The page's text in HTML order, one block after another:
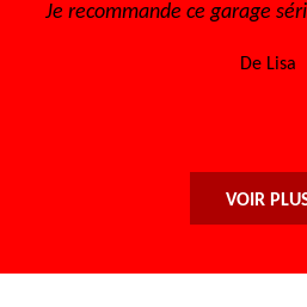
abordable
Très bon
VOIR